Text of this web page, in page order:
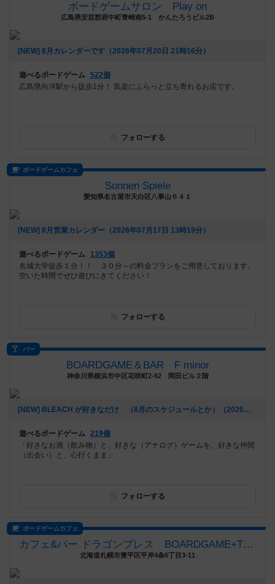
ボードゲームサロン Play on
広島県安芸郡府中町青崎南5-1 かんたろうビル2B
[NEW] 8月カレンダーです（2026年07月20日 21時16分）
遊べるボードゲーム 522個
広島県向洋駅から徒歩1分！ 気楽にふらっと立ち寄れるお店です。
フォローする
ボードゲームカフェ
Sonnen Spiele
愛知県名古屋市天白区八事山６４１
[NEW] 8月営業カレンダー（2026年07月17日 13時19分）
遊べるボードゲーム
1353個
名城大学徒歩１分！！ ３０分～の料金プランをご用意しております。
空いた時間でぜひ遊びにきてください！
フォローする
バー
BOARDGAME＆BAR F minor
神奈川県横浜市中区花咲町2-62 岡田ビル２階
[NEW] BLEACH が好きなだけ （8月のスケジュールとか）（2026年07月16日 03時46分）
遊べるボードゲーム 219個
「好きなお酒（飲み物）と、好きな（アナログ）ゲームを、好きな仲間
（出会い）と、心行くまま」
フォローする
ボードゲームカフェ
カフェ&バー ドラゴンブレス BOARDGAME+TRPG
北海道札幌市豊平区平岸4条6丁目3-11